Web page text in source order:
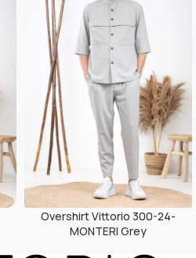
Overshirt Vittorio 300-24-
MONTERI Grey